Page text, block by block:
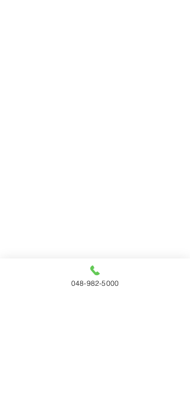
048-982-5000